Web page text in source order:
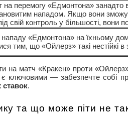
на перемогу «Едмонтона»
нападом. Якщо вони
свій контроль у більшості, вони
«Едмонтона» на їхньому
тим, що «Ойлерз» такі нестійкі в
на матч «Кракен» проти
є ключовими — забезпечте собі
ставок.
та що може піти не